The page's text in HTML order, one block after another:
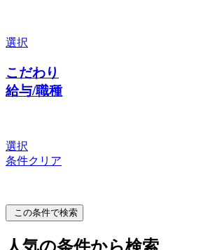
選択
こだわり
給与/職種
選択
条件クリア
この条件で検索
人気の条件から検索